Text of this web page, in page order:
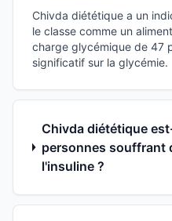
Chivda diététique a un
le classe comme un
charge glycémique de 47
significatif sur la glycémie.
Chivda diététique
personnes souffrant
l'insuline ?